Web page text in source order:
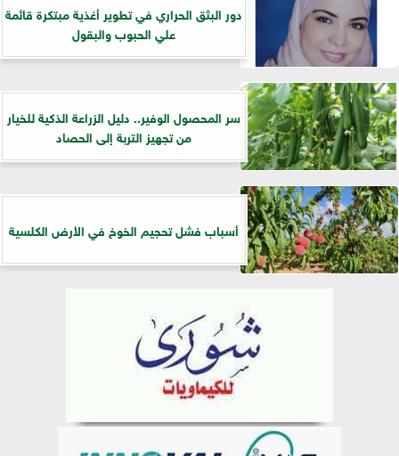
دور البثق الحراري في تطوير أغذية مبتكرة قائمة
علي الحبوب والبقول
سر المحصول الوفير.. دليل الزراعة الذكية للخيار
من تجهيز التربة إلى الحصاد
أسباب فشل تحجيم الخوخ في الأرض الكلسية